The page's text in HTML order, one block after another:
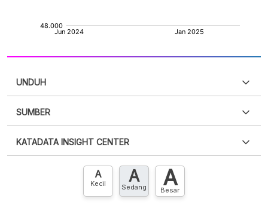
UNDUH
XLS
SUMBER
punya akun?Silakan Daftar sekarang
KATADATA INSIGHT CENTER
Hubungi sekarang »
A
Kecil A
Sedang A
Besar